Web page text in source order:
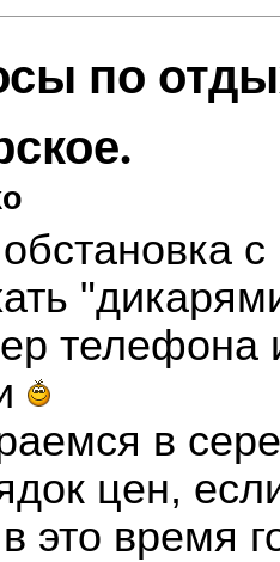
по
телефона
в
цен,
это время